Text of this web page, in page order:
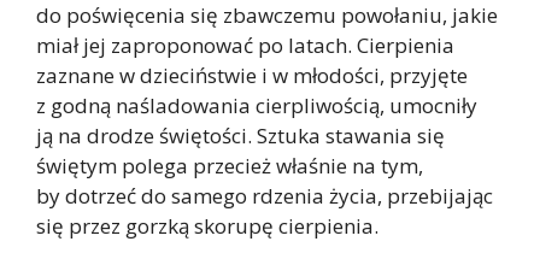
do poświęcenia się zbawczemu powołaniu, jakie
miał jej zaproponować po latach. Cierpienia
zaznane w dzieciństwie i w młodości, przyjęte
z godną naśladowania cierpliwością, umocniły
ją na drodze świętości. Sztuka stawania się
świętym polega przecież właśnie na tym,
by dotrzeć do samego rdzenia życia, przebijając
się przez gorzką skorupę cierpienia.